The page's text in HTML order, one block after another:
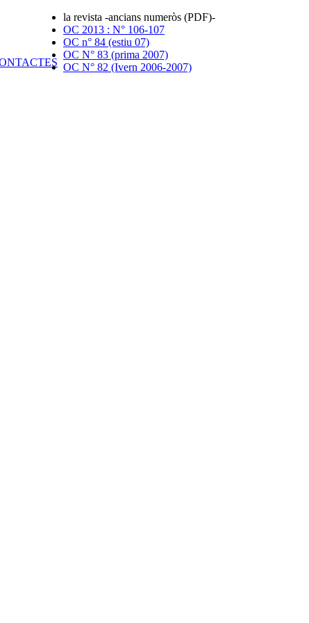
la revista -ancians numeròs (PDF)-
OC 2013 : N° 106-107
OC n° 84 (estiu 07)
OC N° 83 (prima 2007)
OC N° 82 (Ivern 2006-2007)